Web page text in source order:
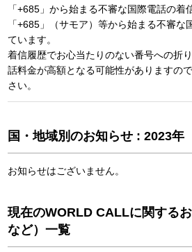
「+685」から始まる不審な国際電話の着
「+685」（サモア）等から始まる不審
ています。
着信履歴でお心当たりのない番号への折
話料金が高額となる可能性がありますの
さい。
国・地域別のお知らせ : 2023年
お知らせはございません。
現在のWORLD CALLに関する
など）一覧